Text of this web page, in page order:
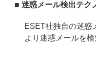
■ 迷惑メール検出テク
ESET社独自の迷惑
より迷惑メールを検